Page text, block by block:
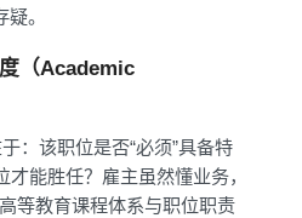
。
（Academic
：该职位是否“必须”具备特
能胜任？雇主虽然懂业务，
等教育课程体系与职位职责